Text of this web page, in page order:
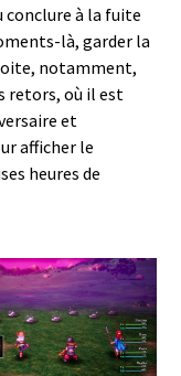
conclure à la fuite
là, garder la
notamment,
retors, où il est
et
afficher le
heures de